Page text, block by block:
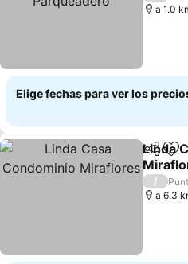
a 1.0
Elige fechas para ver los
Linda
Ver
/
a 6.3